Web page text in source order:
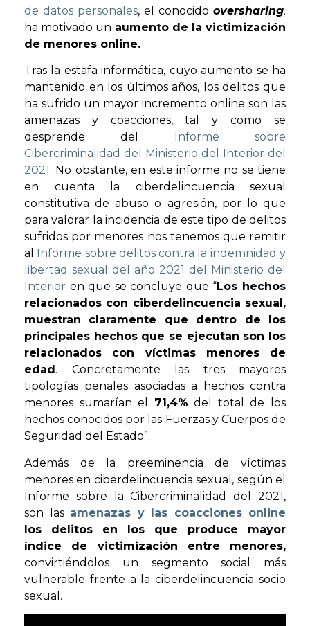
de datos personales, el conocido oversharing,
ha motivado un aumento de la victimización
de menores online.
Tras la estafa informática, cuyo aumento se ha
mantenido en los últimos años, los delitos que
ha sufrido un mayor incremento online son las
amenazas y coacciones, tal y como se
desprende del
Informe sobre
Cibercriminalidad del Ministerio del Interior del
2021. No obstante, en este informe no se tiene
en cuenta la ciberdelincuencia sexual
constitutiva de abuso o agresión, por lo que
para valorar la incidencia de este tipo de delitos
sufridos por menores nos tenemos que remitir
al
Informe sobre delitos contra la indemnidad y
libertad sexual del año 2021 del Ministerio del
Interior en que se concluye que “Los hechos
relacionados con ciberdelincuencia sexual,
muestran claramente que dentro de los
principales hechos que se ejecutan son los
relacionados con víctimas menores de
edad . Concretamente las tres mayores
tipologías penales asociadas a hechos contra
menores sumarían el 71,4% del total de los
hechos conocidos por las Fuerzas y Cuerpos de
Seguridad del Estado”.
Además de la preeminencia de víctimas
menores en ciberdelincuencia sexual, según el
Informe sobre la Cibercriminalidad del 2021,
son las amenazas y las coacciones online
los delitos en los que produce mayor
índice de victimización entre menores,
convirtiéndolos un segmento social más
vulnerable frente a la ciberdelincuencia socio
sexual.